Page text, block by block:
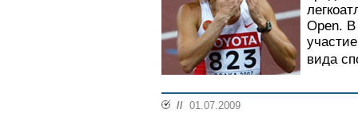
Open. В
вида
// 01.07.2009